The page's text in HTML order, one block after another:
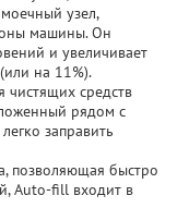
узел,
машины. Он
и увеличивает
на 11%).
чистящих средств
рядом с
заправить
позволяющая быстро
Auto-fill входит в